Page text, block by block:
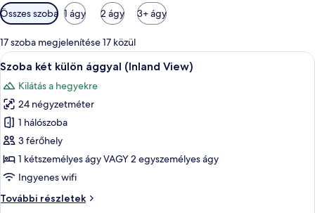
Szobákhoz
rendelkezésre
álló
szűrők
Összes szoba 1 ágy 2 ágy 3+ ágy
17 szoba megjelenítése 17 közül
A
következő
szoba
összes
képének
megtekintése:
Szoba
két
külön
ággyal
1 hálószoba, minibár, széf a szobában
5
Szoba két külön ággyal (Inland View)
Kilátás a hegyekre
24 négyzetméter
1 hálószoba
3 férőhely
1 kétszemélyes ágy VAGY 2 egyszemélyes ágy
Ingyenes wifi
További részletek
Szoba